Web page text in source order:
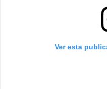
Ver esta